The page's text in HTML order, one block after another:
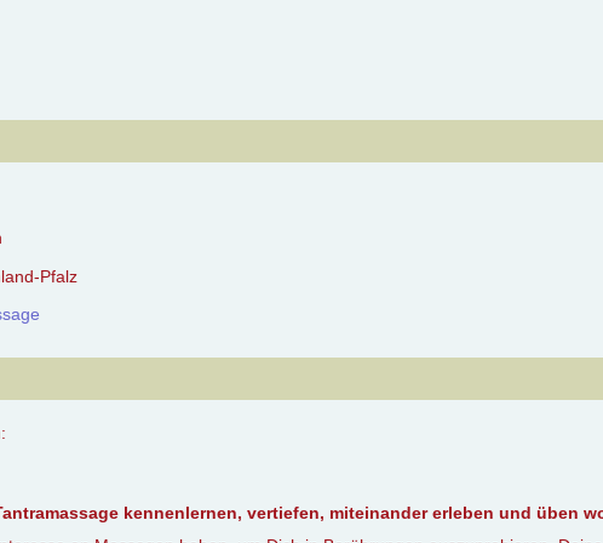
Pfalz
kennenlernen, vertiefen, miteinander erleben und üben